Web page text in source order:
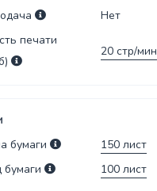
Нет
печати
20 стр/мин
бумаги 150 лист
100 лист